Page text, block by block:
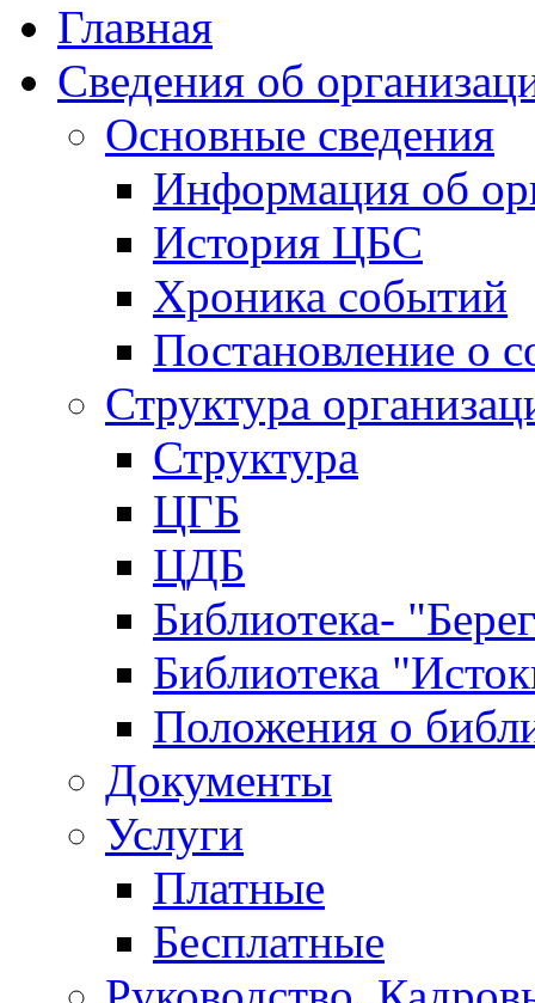
Главная
Сведения об
Основные сведения
Информация об
История ЦБС
Хроника событий
Постановление о
Структура
Структура
ЦГБ
ЦДБ
Библиотека-
Библиотека
Положения о
Документы
Услуги
Платные
Бесплатные